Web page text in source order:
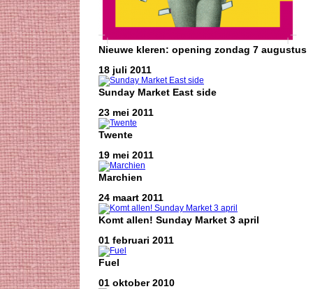
Nieuwe kleren: opening zondag 7 augustus
18 juli 2011
Sunday Market East side
23 mei 2011
Twente
19 mei 2011
Marchien
24 maart 2011
Komt allen! Sunday Market 3 april
01 februari 2011
Fuel
01 oktober 2010